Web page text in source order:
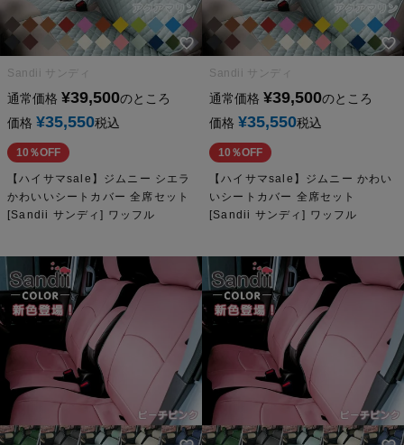
Sandii サンディ
通常価格 ¥39,500のところ
価格 ¥35,550税込
10％OFF
【ハイサマsale】ジムニー シエラ
かわいいシートカバー 全席セット
[Sandii サンディ] ワッフル
Sandii サンディ
通常価格 ¥39,500のところ
価格 ¥35,550税込
10％OFF
【ハイサマsale】ジムニー かわい
いシートカバー 全席セット
[Sandii サンディ] ワッフル